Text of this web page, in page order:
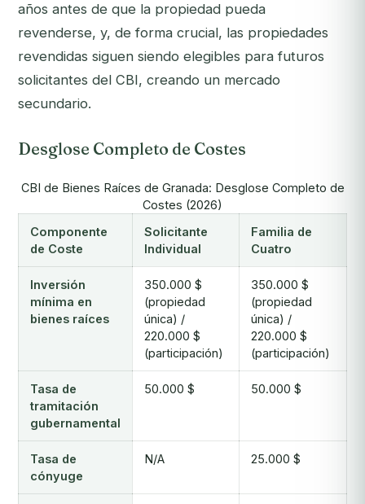
años antes de que la propiedad pueda
revenderse, y, de forma crucial, las propiedades
revendidas siguen siendo elegibles para futuros
solicitantes del CBI, creando un mercado
secundario.
Desglose Completo de Costes
CBI de Bienes Raíces de Granada: Desglose Completo de
Costes (2026)
Componente
de Coste
Solicitante
Individual
Familia de
Cuatro
Inversión
mínima en
bienes raíces
350.000 $
(propiedad
única) /
220.000 $
(participación)
350.000 $
(propiedad
única) /
220.000 $
(participación)
Tasa de
tramitación
gubernamental
50.000 $ 50.000 $
Tasa de
cónyuge
N/A 25.000 $